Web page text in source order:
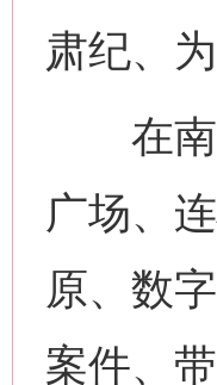
肃纪、
在南
广场、
原、数
案件、